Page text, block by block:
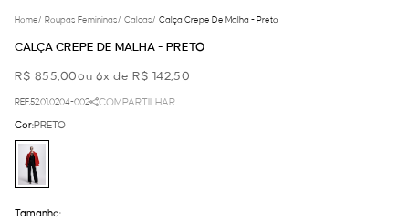
Home/ Roupas Femininas/ Calcas/ Calça Crepe De Malha - Preto
CALÇA CREPE DE MALHA - PRETO
R$ 855,00ou 6x de R$ 142,50
REF.52.01.0204-002 COMPARTILHAR
Cor:PRETO
Tamanho: